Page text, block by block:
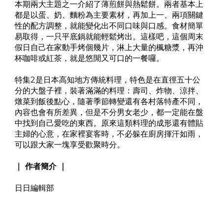
本期兩大主題之一介紹了薄煎餅與熱鬆餅。兩者基本上
都是以蛋、奶、麵粉為主要素材，再加上一、兩項關鍵
性的配方調整，就能變化出不同口味與口感。食材簡單
易取得，一只平底鍋就能輕鬆烤出。這樣吧，這個周末
假日自己在家動手烤個幾片，淋上大量的楓糖漿，再沖
杯咖啡或紅茶，就是悠閒又可口的一餐囉。
特集2是日本高知地方傳統料理，特色是在直徑五十公
分的大盤子裡，裝著滿滿的料理：壽司、炸物、涼拌、
燉菜到飯後點心，隨著季節轉變還有各村落特產不同，
內容也會有所差異，但是不分男女老少，都一定能在盤
中找到自己愛吃的東西。原來這類料理的成形還有體貼
主婦的心意，在家裡宴客時，不必躲在廚房揮汗如雨，
可以跟大家一塊享受歡聚時分。
｜ 作者簡介 ｜
日日編輯部